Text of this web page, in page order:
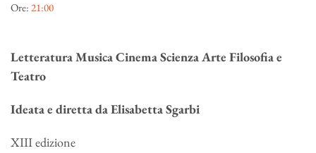
Ore: 21:00
Letteratura Musica Cinema Scienza Arte Filosofia e
Teatro
Ideata e diretta da Elisabetta Sgarbi
XIII edizione